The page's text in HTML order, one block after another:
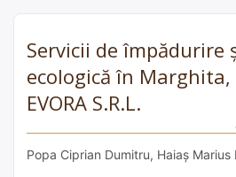
Servicii de împădurire
ecologică în Marghita,
EVORA S.R.L.
Popa Ciprian Dumitru, Haiaș Marius